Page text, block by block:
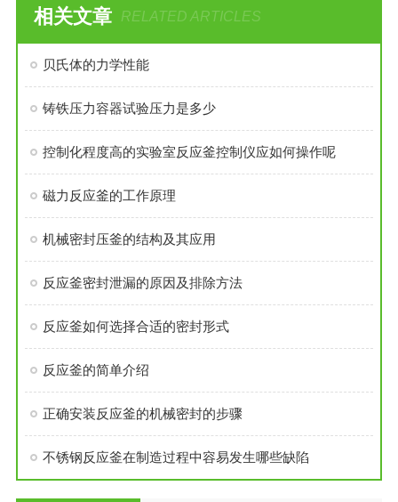
相关文章 RELATED ARTICLES
贝氏体的力学性能
铸铁压力容器试验压力是多少
控制化程度高的实验室反应釜控制仪应如何操作呢
磁力反应釜的工作原理
机械密封压釜的结构及其应用
反应釜密封泄漏的原因及排除方法
反应釜如何选择合适的密封形式
反应釜的简单介绍
正确安装反应釜的机械密封的步骤
不锈钢反应釜在制造过程中容易发生哪些缺陷